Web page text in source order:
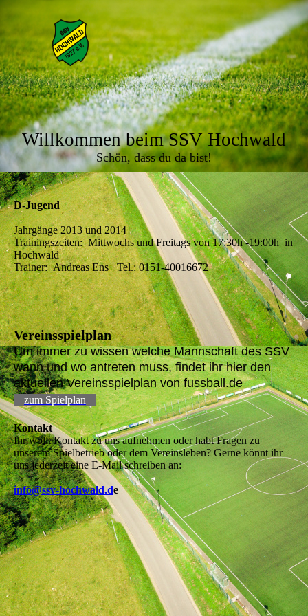
Willkommen beim SSV Hochwald
Schön, dass du da bist!
D-Jugend
Jahrgänge 2013 und 2014
Trainingszeiten: Mittwochs und Freitags von 17:30h -19:00h in
Hochwald
Trainer: Andreas Ens Tel.: 0151-40016672
Vereinsspielplan
Um immer zu wissen welche Mannschaft des SSV
wann und wo antreten muss, findet ihr hier den
aktuellen Vereinsspielplan von fussball.de
zum Spielplan
Kontakt
Ihr wollt Kontakt zu uns aufnehmen oder habt Fragen zu
unserem Spielbetrieb oder dem Vereinsleben? Gerne könnt ihr
uns jederzeit eine E-Mail schreiben an:
info@ssv-hochwald.de